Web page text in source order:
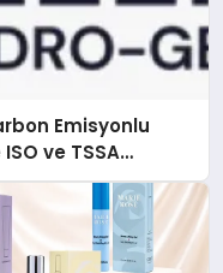
Emisyonlu
ve TSSA